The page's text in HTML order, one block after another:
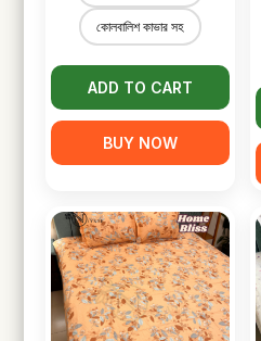
কোলবালিশ কাভার সহ
ADD TO CART
BUY NOW